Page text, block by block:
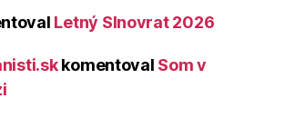
Letný Slnovrat 2026
komentoval Som v